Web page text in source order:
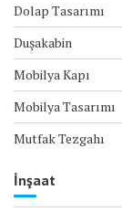
Dolap Tasarımı
Duşakabin
Mobilya Kapı
Mobilya Tasarımı
Mutfak Tezgahı
İnşaat